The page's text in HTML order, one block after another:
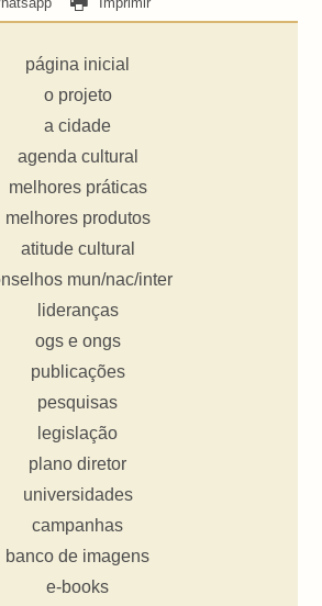
página inicial
o projeto
a cidade
agenda cultural
melhores práticas
melhores produtos
atitude cultural
mun/nac/inter
lideranças
ogs e ongs
publicações
pesquisas
legislação
plano diretor
universidades
campanhas
banco de imagens
e-books